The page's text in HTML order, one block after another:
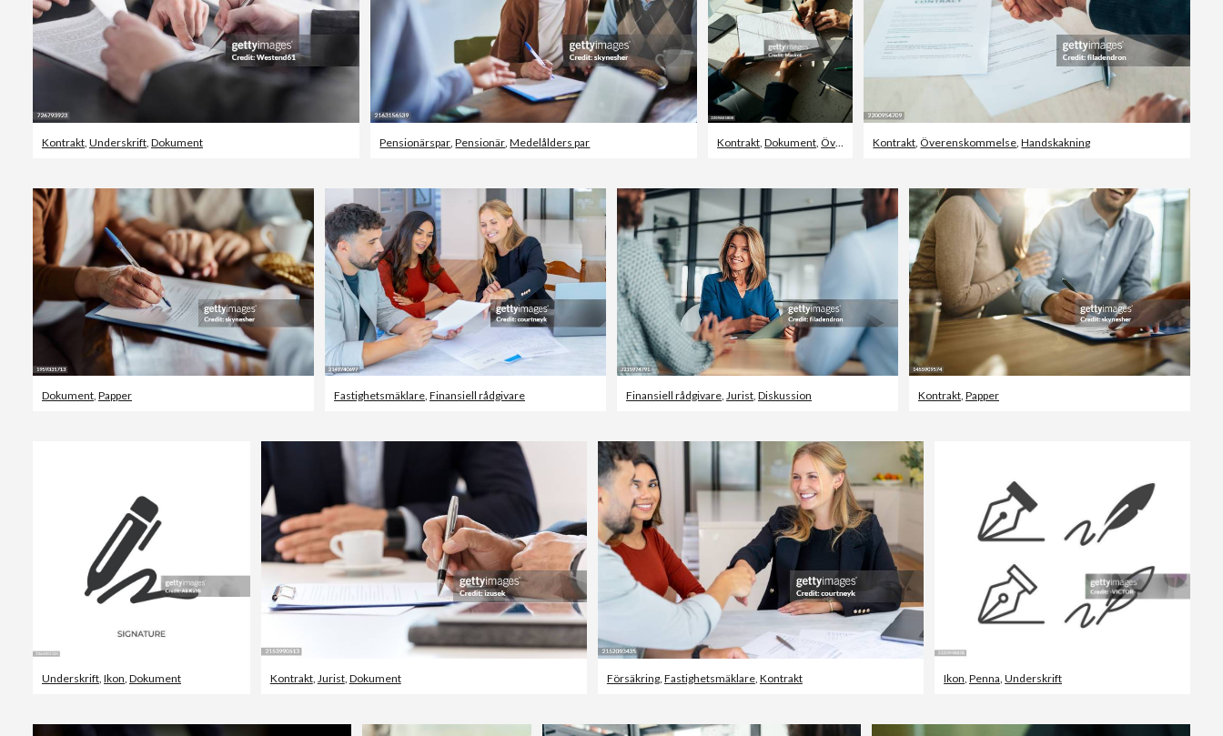
Kontrakt, Underskrift, Dokument Pensionärspar,Pensionär,Medelålders par Kontrakt,Dokument, Överenskommelse Kontrakt, Överenskommelse,Handskakning
Dokument, Papper Fastighetsmäklare, Finansiell rådgivare Finansiell rådgivare, Jurist, Diskussion Kontrakt, Papper
Underskrift, Ikon, Dokument Kontrakt, Jurist, Dokument Försäkring, Fastighetsmäklare, Kontrakt Ikon, Penna, Underskrift